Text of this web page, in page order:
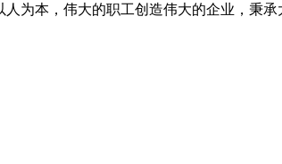
为本，伟大的职工创造伟大的企业，秉